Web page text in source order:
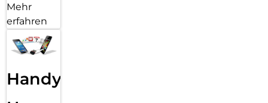
Mehr
erfahren
Handy